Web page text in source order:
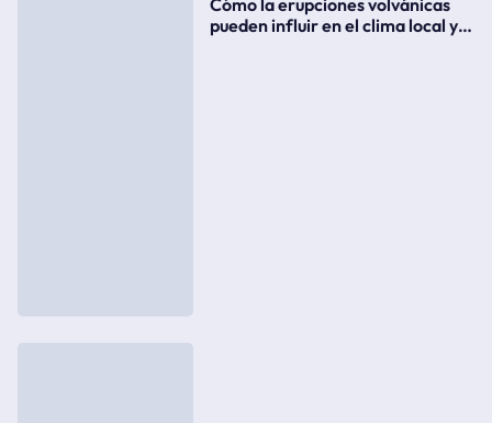
pueden influir en el clima local y